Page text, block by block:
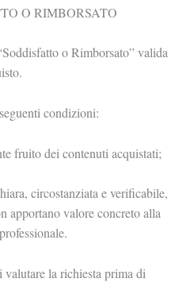
O RIMBORSATO
o Rimborsato” valida
condizioni:
fruito dei contenuti acquistati;
circostanziata e verificabile,
apportano valore concreto alla
la richiesta prima di